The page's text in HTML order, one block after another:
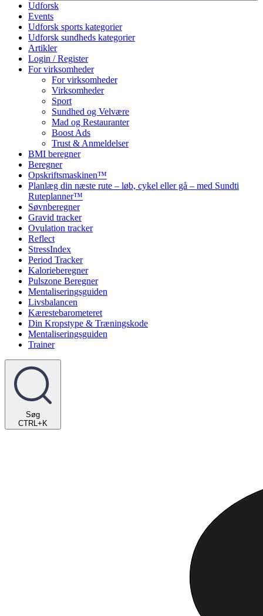
Udforsk
Events
Udforsk sports kategorier
Udforsk sundheds kategorier
Artikler
Login / Register
For virksomheder
For virksomheder
Virksomheder
Sport
Sundhed og Velvære
Mad og Restauranter
Boost Ads
Trust & Anmeldelser
BMI beregner
Beregner
Opskriftsmaskinen™
Planlæg din næste rute – løb, cykel eller gå – med Sundti
Ruteplanner™
Søvnberegner
Gravid tracker
Ovulation tracker
Reflect
StressIndex
Period Tracker
Kalorieberegner
Pulszone Beregner
Mentaliseringsguiden
Livsbalancen
Kærestebarometeret
Din Kropstype & Træningskode
Mentaliseringsguiden
Trainer
Søg
CTRL+K